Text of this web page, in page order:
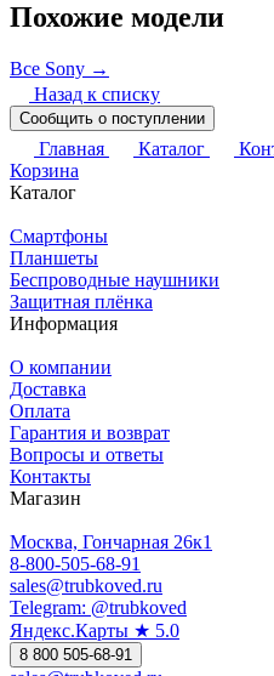
Похожие модели
Все Sony →
Назад к списку
Сообщить о поступлении
Главная Каталог
Корзина
Каталог
Смартфоны
Планшеты
Беспроводные наушники
Защитная плёнка
Информация
О компании
Доставка
Оплата
Гарантия и возврат
Вопросы и ответы
Контакты
Магазин
Москва, Гончарная 26к1
8-800-505-68-91
sales@trubkoved.ru
Telegram: @trubkoved
Яндекс.Карты ★ 5.0
8 800 505-68-91